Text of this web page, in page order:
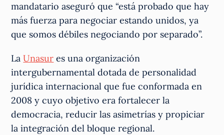
mandatario aseguró que “está probado que hay
más fuerza para negociar estando unidos, ya
que somos débiles negociando por separado”.
LaUnasur es una organización
intergubernamental dotada de personalidad
jurídica internacional que fue conformada en
2008 y cuyo objetivo era fortalecer la
democracia, reducir las asimetrías y propiciar
la integración del bloque regional.